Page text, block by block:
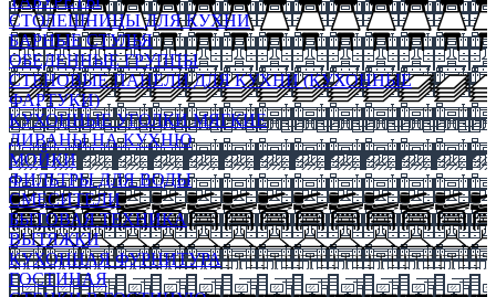
СТОЛЕШНИЦЫ ДЛЯ КУХНИ
БАРНЫЕ СТУЛЬЯ
ОБЕДЕННЫЕ ГРУППЫ
СТЕНОВЫЕ ПАНЕЛИ ДЛЯ КУХНИ (КУХОННЫЕ
ФАРТУКИ)
КУХОННЫЕ УГОЛКИ МЯГКИЕ
ДИВАНЫ НА КУХНЮ
МОЙКИ
ФИЛЬТРЫ ДЛЯ ВОДЫ
СМЕСИТЕЛИ
БЫТОВАЯ ТЕХНИКА
ВЫТЯЖКИ
КУХОННАЯ ФУРНИТУРА
ГОСТИНАЯ